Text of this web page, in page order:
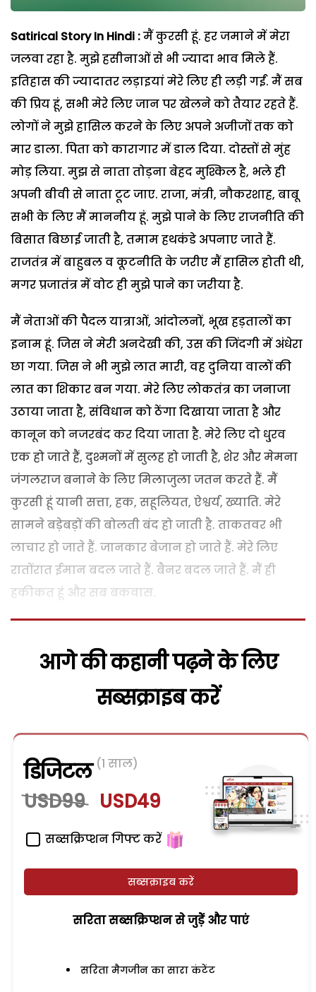
Satirical Story In Hindi :मैं कुरसी हूं. हर जमाने में मेरा
जलवा रहा है. मुझे हसीनाओं से भी ज्यादा भाव मिले हैं.
इतिहास की ज्यादातर लड़ाइयां मेरे लिए ही लड़ी गईं. मैं सब
की प्रिय हूं, सभी मेरे लिए जान पर खेलने को तैयार रहते हैं.
लोगों ने मुझे हासिल करने के लिए अपने अजीजों तक को
मार डाला. पिता को कारागार में डाल दिया. दोस्तों से मुंह
मोड़ लिया. मुझ से नाता तोड़ना बेहद मुश्किल है, भले ही
अपनी बीवी से नाता टूट जाए. राजा, मंत्री, नौकरशाह, बाबू
सभी के लिए मैं माननीय हूं. मुझे पाने के लिए राजनीति की
बिसात बिछाई जाती है, तमाम हथकंडे अपनाए जाते हैं.
राजतंत्र में बाहुबल व कूटनीति के जरीए मैं हासिल होती थी,
मगर प्रजातंत्र में वोट ही मुझे पाने का जरीया है.
मैं नेताओं की पैदल यात्राओं, आंदोलनों, भूख हड़तालों का
इनाम हूं. जिस ने मेरी अनदेखी की, उस की जिंदगी में अंधेरा
छा गया. जिस ने भी मुझे लात मारी, वह दुनिया वालों की
लात का शिकार बन गया. मेरे लिए लोकतंत्र का जनाजा
उठाया जाता है, संविधान को ठेंगा दिखाया जाता है और
कानून को नजरबंद कर दिया जाता है. मेरे लिए दो धु्रव
एक हो जाते हैं, दुश्मनों में सुलह हो जाती है, शेर और मेमना
जंगलराज बनाने के लिए मिलाजुला जतन करते हैं. मैं
कुरसी हूं यानी सत्ता, हक, सहूलियत, ऐश्वर्य, ख्याति. मेरे
सामने बड़ेबड़ों की बोलती बंद हो जाती है. ताकतवर भी
लाचार हो जाते हैं. जानकार बेजान हो जाते हैं. मेरे लिए
रातोंरात ईमान बदल जाते हैं. बैनर बदल जाते हैं. मैं ही
हकीकत हूं और सब बकवास.
आगे की कहानी पढ़ने के लिए
सब्सक्राइब करें
डिजिटल (1 साल)
USD99 USD49
सब्सक्रिप्शन गिफ्ट करें
सब्सक्राइब करें
सरिता सब्सक्रिप्शन से जुड़ेें और पाएं
सरिता मैगजीन का सारा कंटेंट